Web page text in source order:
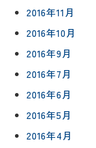
2016年11月
2016年10月
2016年9月
2016年7月
2016年6月
2016年5月
2016年4月